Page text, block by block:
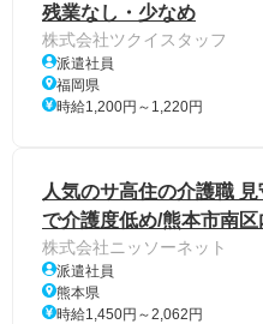
残業なし・少なめ
株式会社ツクイスタッフ
派遣社員
福岡県
時給1,200円～1,220円
人気のサ高住の介護職
で介護度低め/熊本市南
株式会社ニッソーネット
派遣社員
熊本県
時給1,450円～2,062円